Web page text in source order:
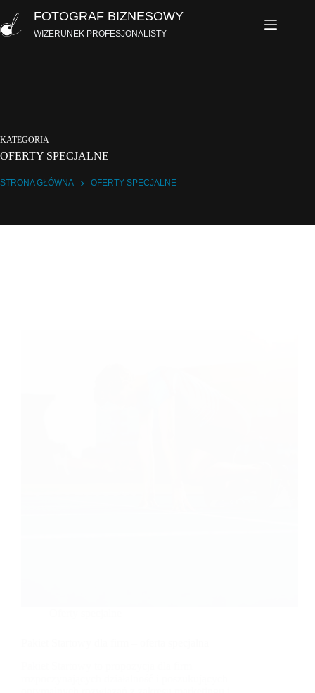
treści
FOTOGRAF BIZNESOWY
WIZERUNEK PROFESJONALISTY
KATEGORIA
OFERTY SPECJALNE
STRONA GŁÓWNA OFERTY SPECJALNE